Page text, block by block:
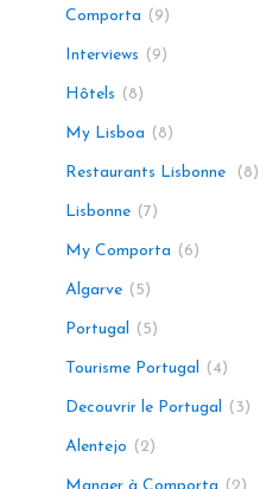
Comporta 9
Interviews 9
Hôtels 8
My Lisboa 8
Restaurants Lisbonne 8
Lisbonne 7
My Comporta 6
Algarve 5
Portugal 5
Tourisme Portugal 4
Decouvrir le Portugal 3
Alentejo 2